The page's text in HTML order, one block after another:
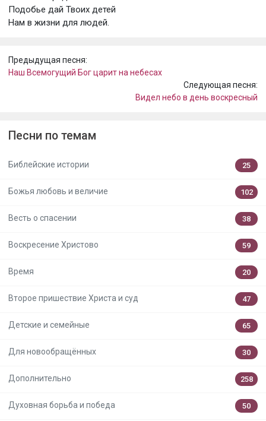
Подобье дай Твоих детей
Нам в жизни для людей.
Предыдущая песня:
Наш Всемогущий Бог царит на небесах
Следующая песня:
Видел небо в день воскресный
Песни по темам
Библейские истории 25
Божья любовь и величие 102
Весть о спасении 38
Воскресение Христово 59
Время 20
Второе пришествие Христа и суд 47
Детские и семейные 65
Для новообращённых 30
Дополнительно 258
Духовная борьба и победа 50